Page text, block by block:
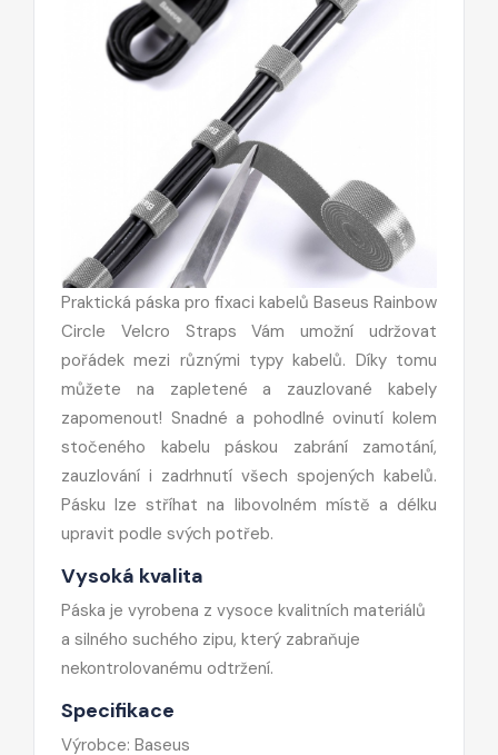
Praktická páska pro fixaci kabelů Baseus Rainbow
Circle Velcro Straps Vám umožní udržovat
pořádek mezi různými typy kabelů. Díky tomu
můžete na zapletené a zauzlované kabely
zapomenout! Snadné a pohodlné ovinutí kolem
stočeného kabelu páskou zabrání zamotání,
zauzlování i zadrhnutí všech spojených kabelů.
Pásku lze stříhat na libovolném místě a délku
upravit podle svých potřeb.
Vysoká kvalita
Páska je vyrobena z vysoce kvalitních materiálů
a silného suchého zipu, který zabraňuje
nekontrolovanému odtržení.
Specifikace
Výrobce: Baseus